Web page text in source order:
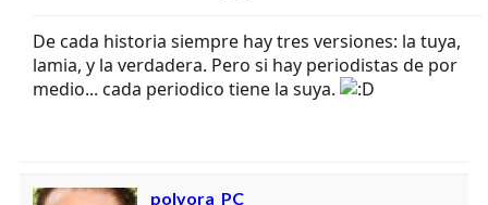
De cada historia siempre hay tres versiones: la tuya,
lamia, y la verdadera. Pero si hay periodistas de por
medio... cada periodico tiene la suya.
polvora_PC